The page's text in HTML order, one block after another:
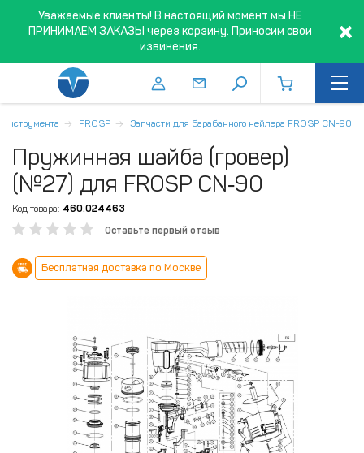
Уважаемые клиенты! В настоящий момент мы НЕ
ПРИНИМАЕМ ЗАКАЗЫ через корзину. Приносим свои
извинения.
FROSP Запчасти для барабанного нейлера FROSP CN-90
Пружинная шайба (гровер)
(№27) для FROSP CN‑90
Код товара: 460.024463
Оставьте первый отзыв
Бесплатная доставка по Москве